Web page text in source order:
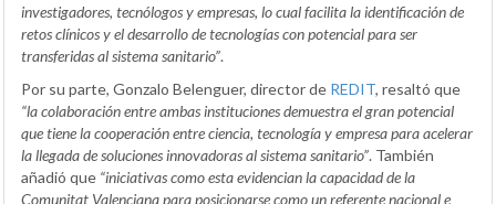
investigadores, tecnólogos y empresas, lo cual facilita la identificación de
retos clínicos y el desarrollo de tecnologías con potencial para ser
transferidas al sistema sanitario”.
Por su parte, Gonzalo Belenguer, director de REDIT, resaltó que
“la colaboración entre ambas instituciones demuestra el gran potencial
que tiene la cooperación entre ciencia, tecnología y empresa para acelerar
la llegada de soluciones innovadoras al sistema sanitario”. También
añadió que “iniciativas como esta evidencian la capacidad de la
Comunitat Valenciana para posicionarse como un referente nacional e